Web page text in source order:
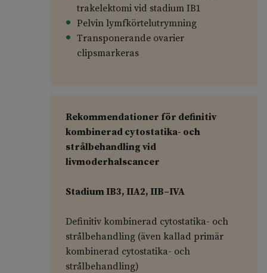
trakelektomi vid stadium IB1
Pelvin lymfkörtelutrymning
Transponerande ovarier
clipsmarkeras
Rekommendationer för definitiv
kombinerad cytostatika- och
strålbehandling vid
livmoderhalscancer
Stadium IB3, IIA2, IIB–IVA
Definitiv kombinerad cytostatika- och
strålbehandling (även kallad primär
kombinerad cytostatika- och
strålbehandling)